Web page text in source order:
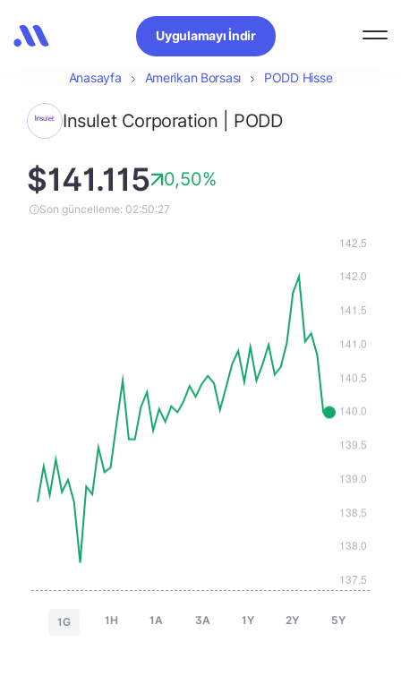
Uygulamayı İndir
Anasayfa Amerikan Borsası PODD Hisse
Insulet Corporation | PODD
$141.115 0,50%
Son güncelleme: 02:50:27
1G 1H 1A 3A 1Y 2Y 5Y